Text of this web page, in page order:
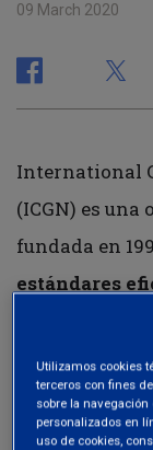
09 March 2020
International
(ICGN) es
fundada en
estándares
y economías
Utilizamos cookies
terceros con fines
sobre la
personalizados en
uso de cookies,